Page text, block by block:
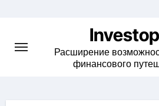
content
Расширение
финансового